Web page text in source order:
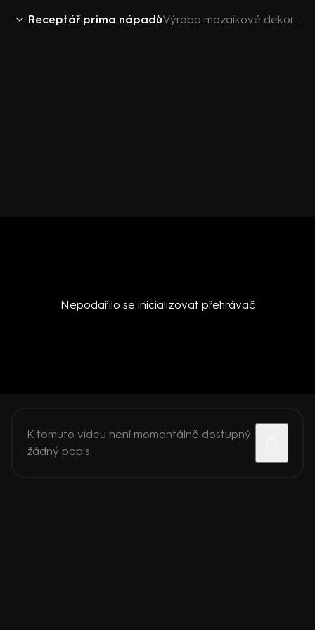
Receptář prima nápadů Výroba mozaikové dekorace
Nepodařilo se inicializovat přehrávač
K tomuto videu není momentálně dostupný
žádný popis.